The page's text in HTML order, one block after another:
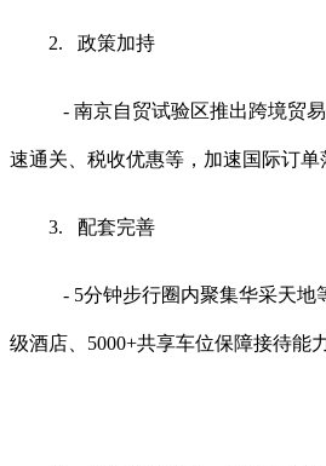
2. 政策加持
- 南京自贸试验区推出跨境贸
速通关、税收优惠等，加速国际订
3. 配套完善
- 5分钟步行圈内聚集华采天地
级酒店、5000+共享车位保障接待能